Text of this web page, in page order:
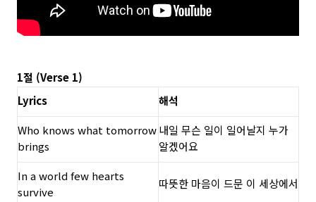
1절 (Verse 1)
Lyrics
해석
Who knows what tomorrow
brings
내일 무슨 일이 일어날지 누가
알겠어요
In a world few hearts
survive
따뜻한 마음이 드문 이 세상에서